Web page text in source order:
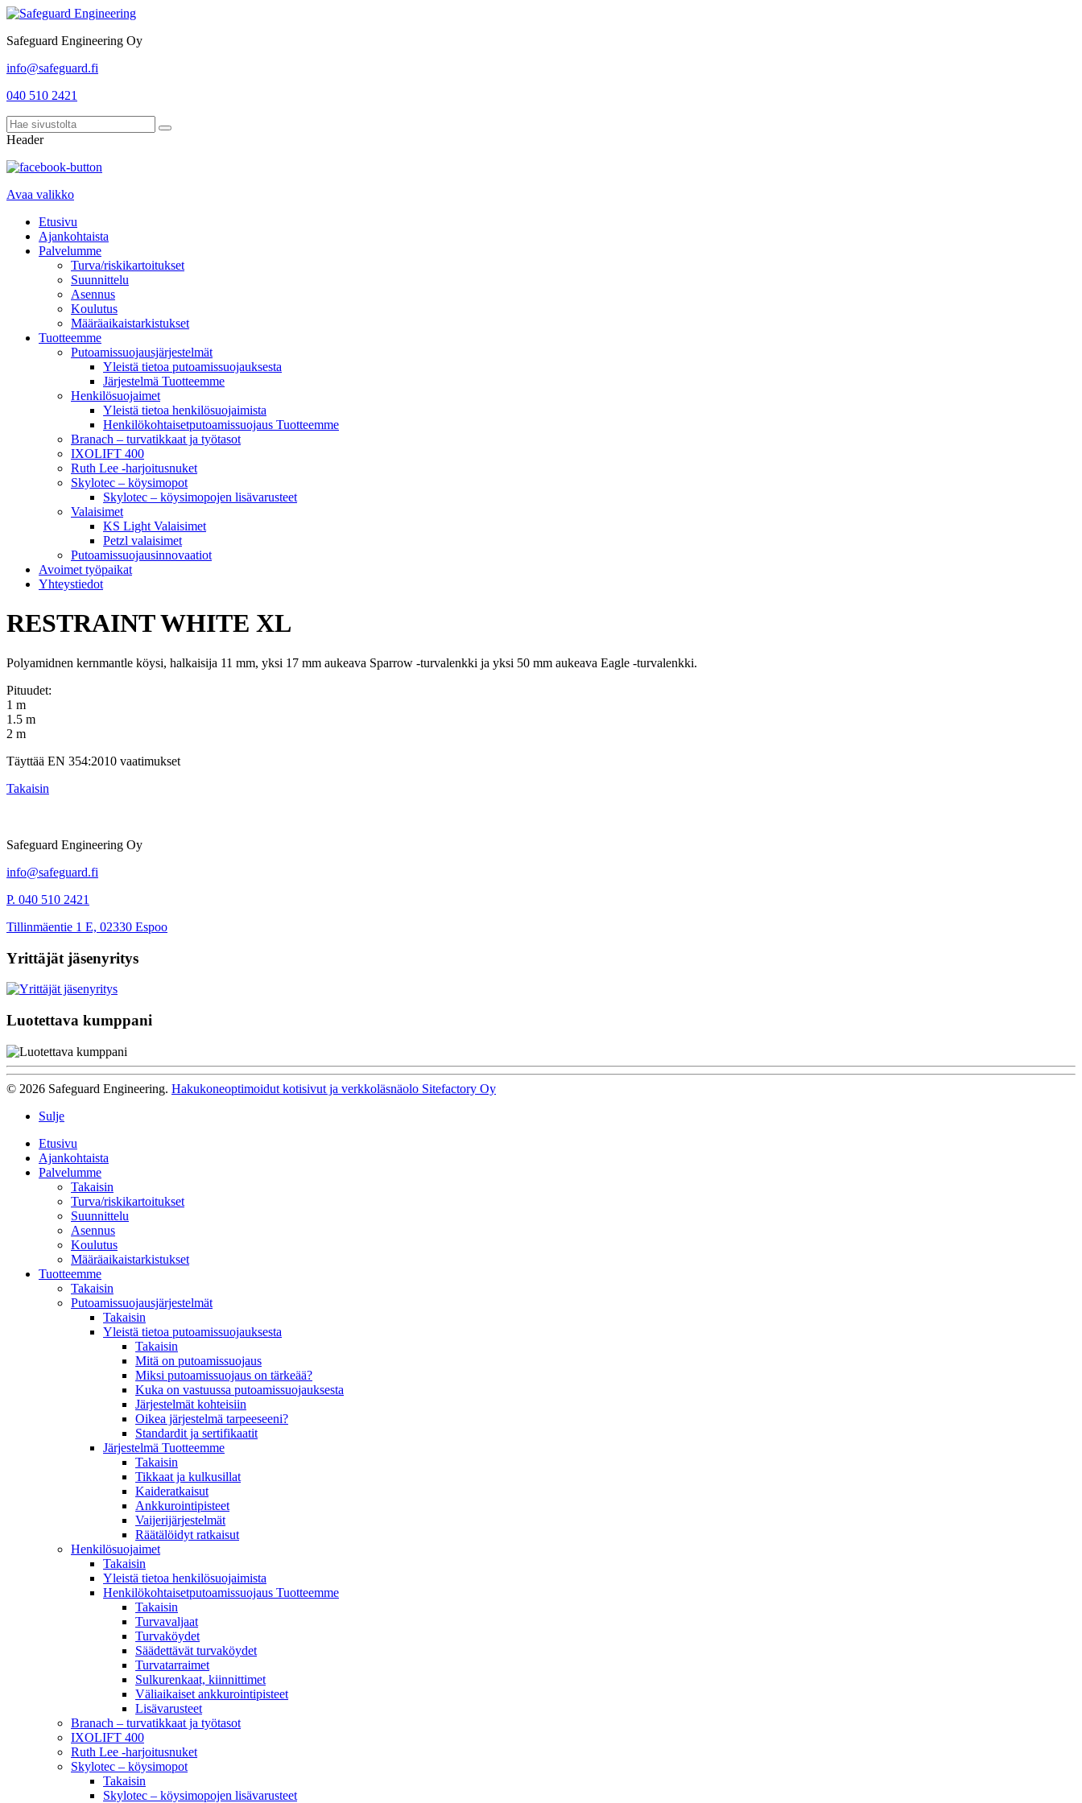
Safeguard Engineering Oy
info@safeguard.fi
040 510 2421
Header
Avaa valikko
Etusivu
Ajankohtaista
Palvelumme
Turva/riskikartoitukset
Suunnittelu
Asennus
Koulutus
Määräaikaistarkistukset
Tuotteemme
Putoamissuojausjärjestelmät
Yleistä tietoa putoamissuojauksesta
Järjestelmä Tuotteemme
Henkilösuojaimet
Yleistä tietoa henkilösuojaimista
Henkilökohtaisetputoamissuojaus Tuotteemme
Branach – turvatikkaat ja työtasot
IXOLIFT 400
Ruth Lee -harjoitusnuket
Skylotec – köysimopot
Skylotec – köysimopojen lisävarusteet
Valaisimet
KS Light Valaisimet
Petzl valaisimet
Putoamissuojausinnovaatiot
Avoimet työpaikat
Yhteystiedot
RESTRAINT WHITE XL
Polyamidnen kernmantle köysi, halkaisija 11 mm, yksi 17 mm aukeava Sparrow -turvalenkki ja yksi 50 mm aukeava Eagle -turvalenkki.
Pituudet:
1 m
1.5 m
2 m
Täyttää EN 354:2010 vaatimukset
Takaisin
Safeguard Engineering Oy
info@safeguard.fi
P. 040 510 2421
Tillinmäentie 1 E, 02330 Espoo
Yrittäjät jäsenyritys
Luotettava kumppani
© 2026 Safeguard Engineering. Hakukoneoptimoidut kotisivut ja verkkoläsnäolo Sitefactory Oy
Sulje
Etusivu
Ajankohtaista
Palvelumme
Takaisin
Turva/riskikartoitukset
Suunnittelu
Asennus
Koulutus
Määräaikaistarkistukset
Tuotteemme
Takaisin
Putoamissuojausjärjestelmät
Takaisin
Yleistä tietoa putoamissuojauksesta
Takaisin
Mitä on putoamissuojaus
Miksi putoamissuojaus on tärkeää?
Kuka on vastuussa putoamissuojauksesta
Järjestelmät kohteisiin
Oikea järjestelmä tarpeeseeni?
Standardit ja sertifikaatit
Järjestelmä Tuotteemme
Takaisin
Tikkaat ja kulkusillat
Kaideratkaisut
Ankkurointipisteet
Vaijerijärjestelmät
Räätälöidyt ratkaisut
Henkilösuojaimet
Takaisin
Yleistä tietoa henkilösuojaimista
Henkilökohtaisetputoamissuojaus Tuotteemme
Takaisin
Turvavaljaat
Turvaköydet
Säädettävät turvaköydet
Turvatarraimet
Sulkurenkaat, kiinnittimet
Väliaikaiset ankkurointipisteet
Lisävarusteet
Branach – turvatikkaat ja työtasot
IXOLIFT 400
Ruth Lee -harjoitusnuket
Skylotec – köysimopot
Takaisin
Skylotec – köysimopojen lisävarusteet